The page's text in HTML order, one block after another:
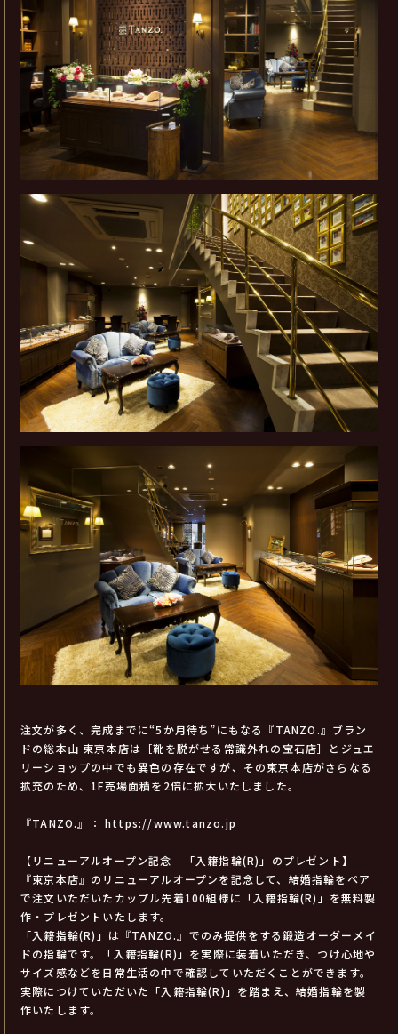
注文が多く、完成までに“5か月待ち”にもなる『TANZO.』ブラン
ドの総本山 東京本店は［靴を脱がせる常識外れの宝石店］とジュエ
リーショップの中でも異色の存在ですが、その東京本店がさらなる
拡充のため、1F売場面積を2倍に拡大いたしました。
『TANZO.』： https://www.tanzo.jp
【リニューアルオープン記念 「入籍指輪(R)」のプレゼント】
『東京本店』のリニューアルオープンを記念して、結婚指輪をペア
で注文いただいたカップル先着100組様に「入籍指輪(R)」を無料製
作・プレゼントいたします。
「入籍指輪(R)」は『TANZO.』でのみ提供をする鍛造オーダーメイ
ドの指輪です。「入籍指輪(R)」を実際に装着いただき、つけ心地や
サイズ感などを日常生活の中で確認していただくことができます。
実際につけていただいた「入籍指輪(R)」を踏まえ、結婚指輪を製
作いたします。